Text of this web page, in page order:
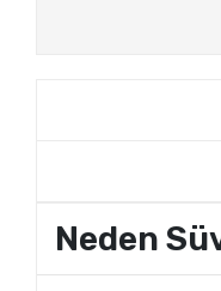
Neden